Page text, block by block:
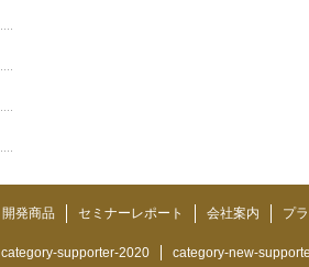
開発商品 セミナーレポート 会社案内 プ
category-supporter-2020 category-new-